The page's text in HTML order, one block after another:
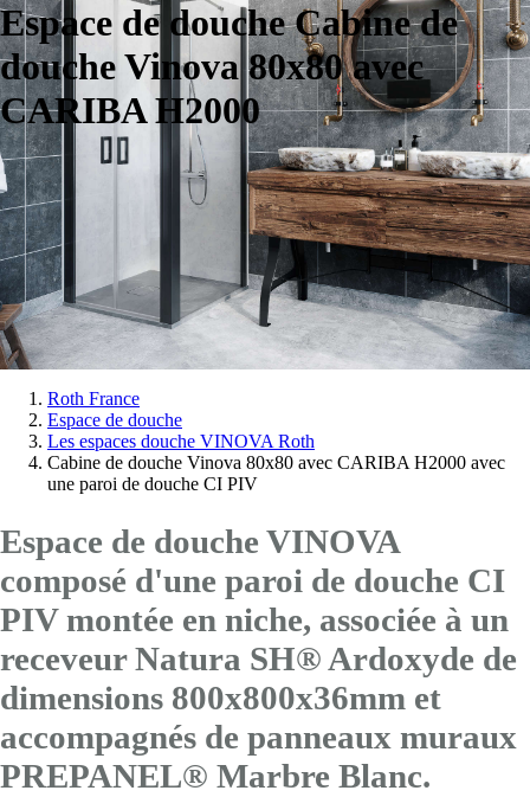
Espace de douche Cabine de
douche Vinova 80x80 avec
CARIBA H2000
Vous
êtes
Roth France
Espace de douche
Les espaces douche VINOVA Roth
Cabine de douche Vinova 80x80 avec CARIBA H2000 avec
une paroi de douche CI PIV
Espace de douche VINOVA
composé d'une paroi de douche CI
PIV montée en niche, associée à un
receveur Natura SH® Ardoxyde de
dimensions 800x800x36mm et
accompagnés de panneaux muraux
PREPANEL® Marbre Blanc.